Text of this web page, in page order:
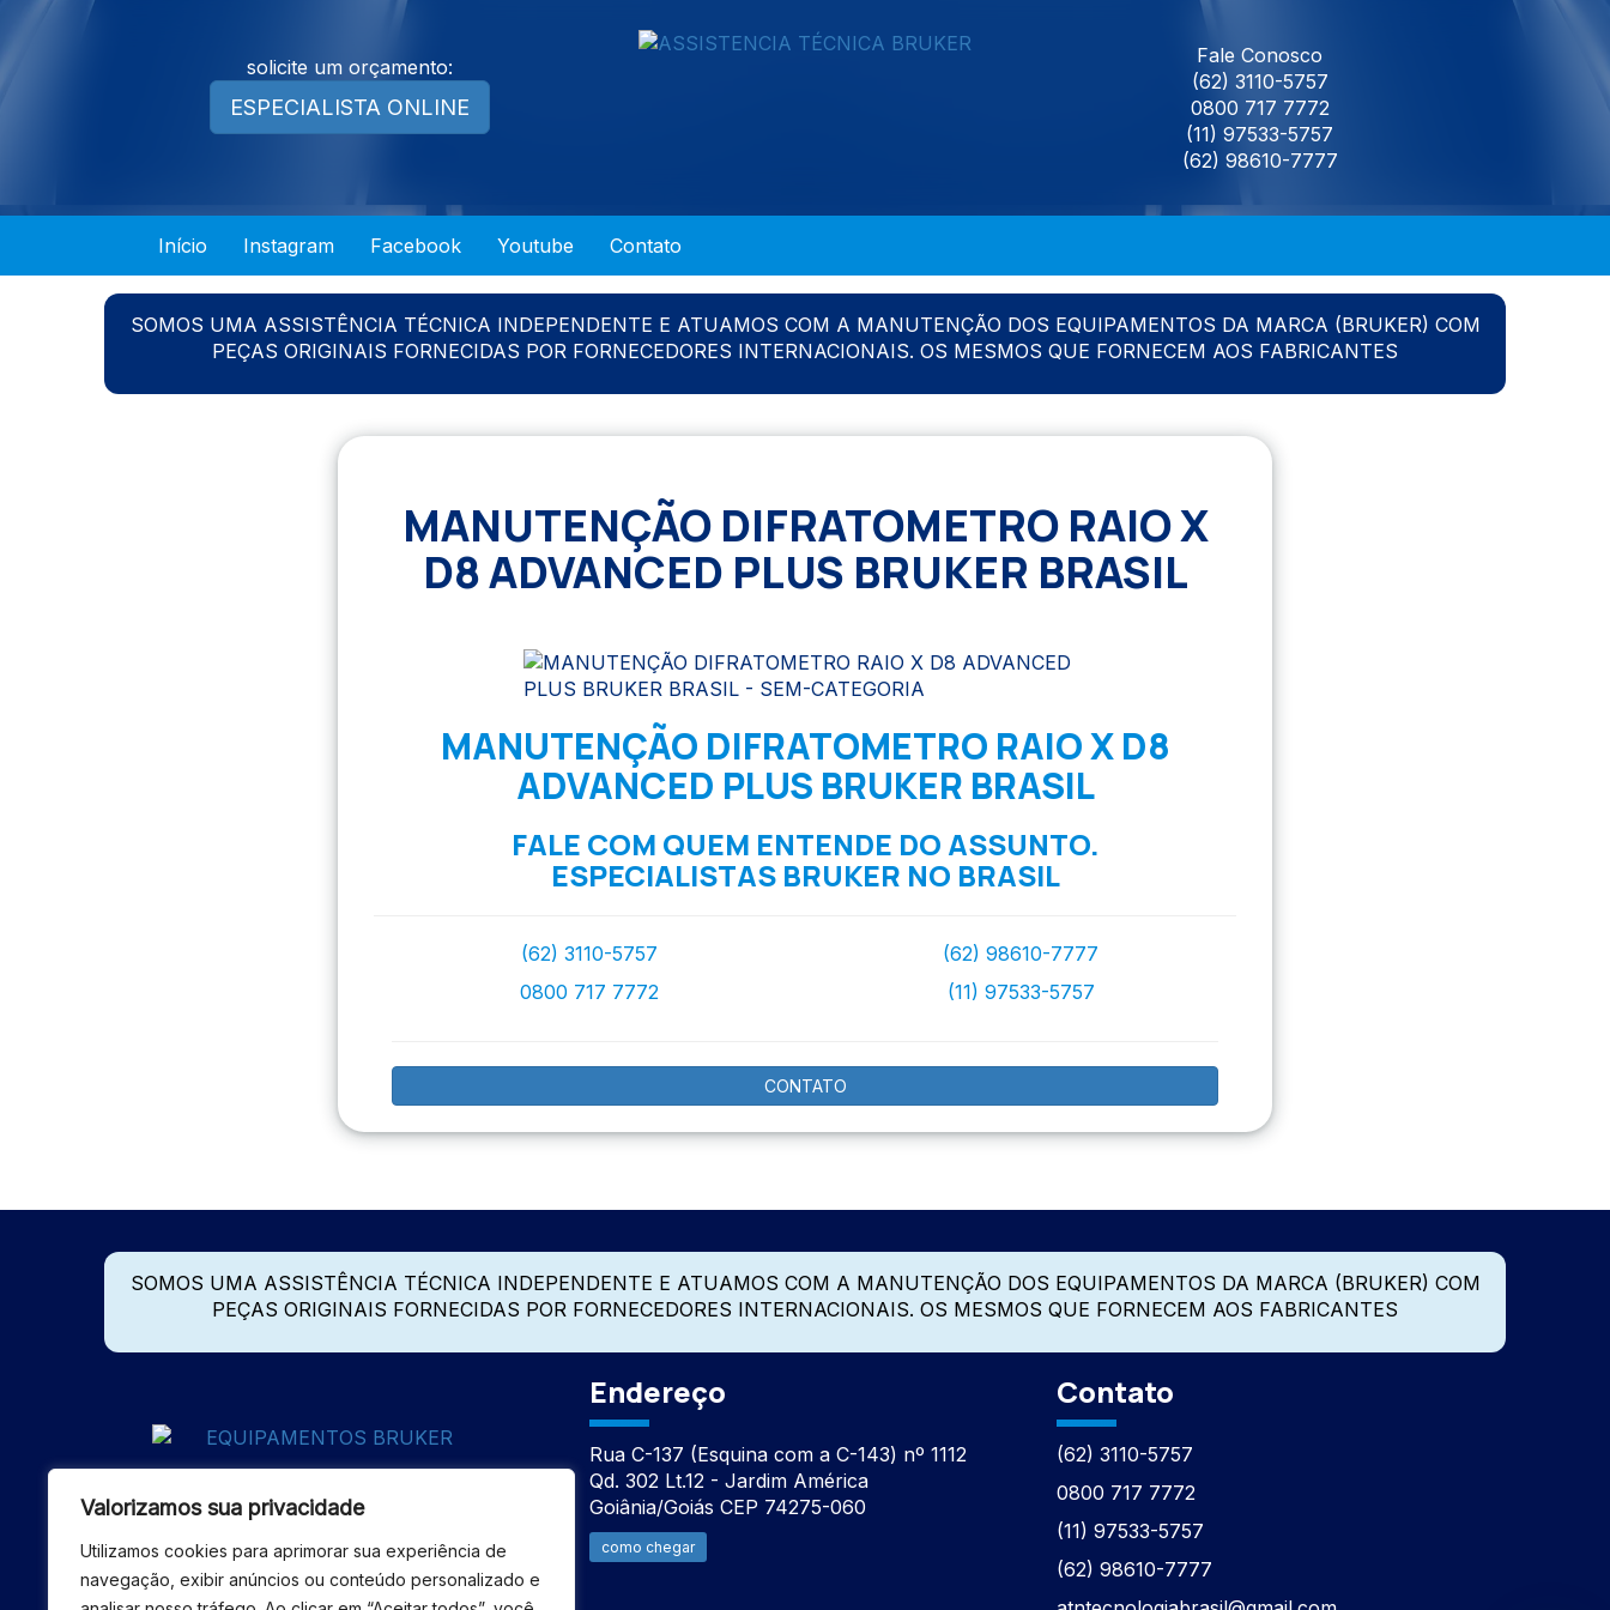
Valorizamos sua privacidade
Utilizamos cookies para aprimorar sua experiência de
navegação, exibir anúncios ou conteúdo personalizado e
solicite um orçamento:
ESPECIALISTA ONLINE
Fale Conosco
(62) 3110-5757
0800 717 7772
(11) 97533-5757
(62) 98610-7777
Início Instagram Facebook Youtube Contato
SOMOS UMA ASSISTÊNCIA TÉCNICA INDEPENDENTE E ATUAMOS COM A MANUTENÇÃO DOS EQUIPAMENTOS DA MARCA (BRUKER) COM
PEÇAS ORIGINAIS FORNECIDAS POR FORNECEDORES INTERNACIONAIS. OS MESMOS QUE FORNECEM AOS FABRICANTES
MANUTENÇÃO DIFRATOMETRO RAIO X
D8 ADVANCED PLUS BRUKER BRASIL
MANUTENÇÃO DIFRATOMETRO RAIO X D8
ADVANCED PLUS BRUKER BRASIL
FALE COM QUEM ENTENDE DO ASSUNTO.
ESPECIALISTAS BRUKER NO BRASIL
(62) 3110-5757
0800 717 7772
(62) 98610-7777
(11) 97533-5757
CONTATO
SOMOS UMA ASSISTÊNCIA TÉCNICA INDEPENDENTE E ATUAMOS COM A MANUTENÇÃO DOS EQUIPAMENTOS DA MARCA (BRUKER) COM
PEÇAS ORIGINAIS FORNECIDAS POR FORNECEDORES INTERNACIONAIS. OS MESMOS QUE FORNECEM AOS FABRICANTES
Endereço
Rua C-137 (Esquina com a C-143) nº 1112
Qd. 302 Lt.12 - Jardim América
Goiânia/Goiás CEP 74275-060
como chegar
Contato
(62) 3110-5757
0800 717 7772
(11) 97533-5757
(62) 98610-7777